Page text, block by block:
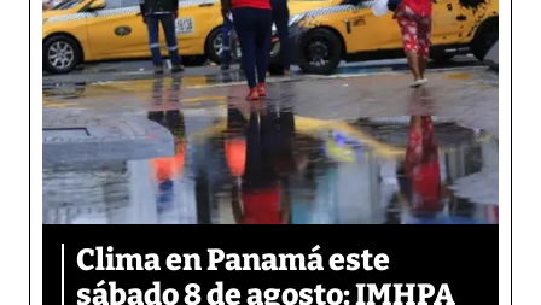
Clima en Panamá este
sábado 8 de agosto: IMHPA